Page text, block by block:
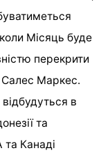
Місяць буде
перекрити
Салес Маркес.
в
та
Канаді